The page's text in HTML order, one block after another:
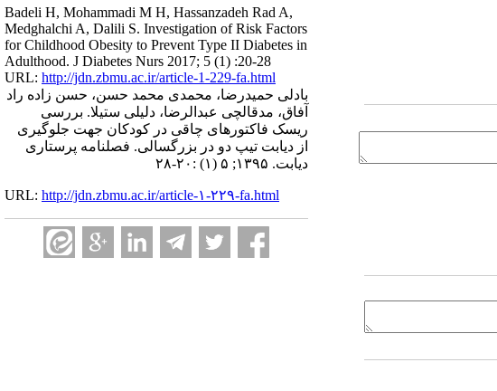
Badeli H, Mohammadi M H, Hassanzadeh Rad A,
Medghalchi A, Dalili S. Investigation of Risk Factors
for Childhood Obesity to Prevent Type II Diabetes in
Adulthood. J Diabetes Nurs 2017; 5 (1) :20-28
URL: http://jdn.zbmu.ac.ir/article-1-229-fa.html
بادلی حمیدرضا، محمدی محمد حسن، حسن زاده راد
آفاق، مدقالچی عبدالرضا، دلیلی ستیلا. بررسی
ریسک فاکتورهای چاقی در کودکان جهت جلوگیری
از دیابت تیپ دو در بزرگسالی. فصلنامه پرستاری
دیابت. ۱۳۹۵; ۵ (۱) :۲۰-۲۸
URL: http://jdn.zbmu.ac.ir/article-۱-۲۲۹-fa.html